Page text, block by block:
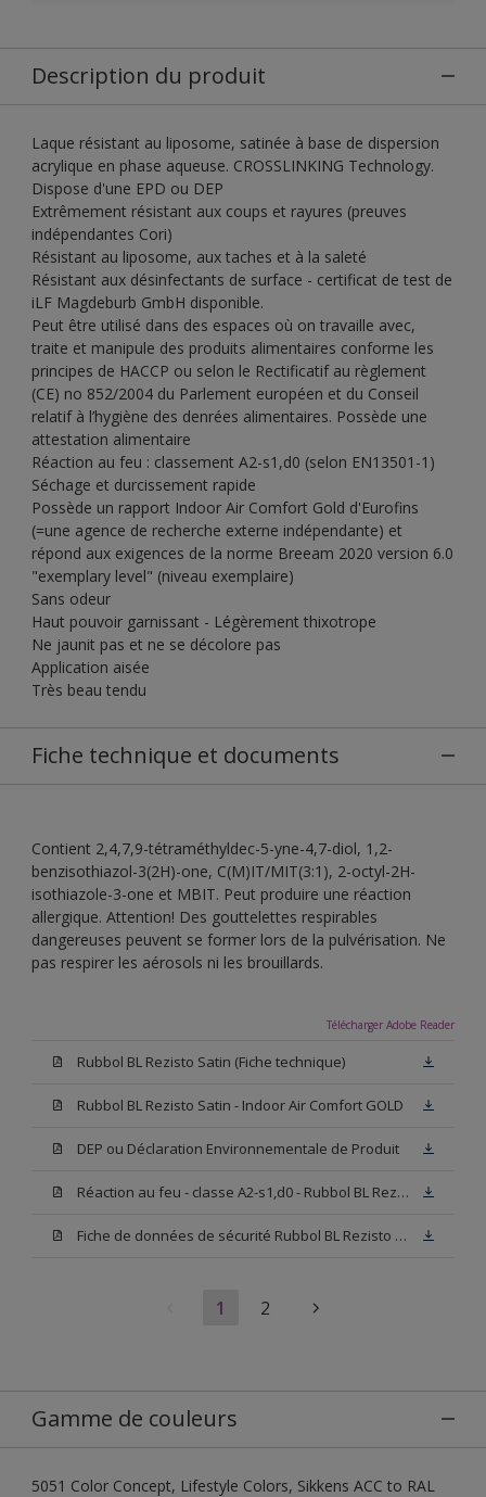
Description du produit
Laque résistant au liposome, satinée à base de dispersion
acrylique en phase aqueuse. CROSSLINKING Technology.
Dispose d'une EPD ou DEP
Extrêmement résistant aux coups et rayures (preuves
indépendantes Cori)
Résistant au liposome, aux taches et à la saleté
Résistant aux désinfectants de surface - certificat de test de
iLF Magdeburb GmbH disponible.
Peut être utilisé dans des espaces où on travaille avec,
traite et manipule des produits alimentaires conforme les
principes de HACCP ou selon le Rectificatif au règlement
(CE) no 852/2004 du Parlement européen et du Conseil
relatif à l’hygiène des denrées alimentaires. Possède une
attestation alimentaire
Réaction au feu : classement A2-s1,d0 (selon EN13501-1)
Séchage et durcissement rapide
Possède un rapport Indoor Air Comfort Gold d'Eurofins
(=une agence de recherche externe indépendante) et
répond aux exigences de la norme Breeam 2020 version 6.0
"exemplary level" (niveau exemplaire)
Sans odeur
Haut pouvoir garnissant - Légèrement thixotrope
Ne jaunit pas et ne se décolore pas
Application aisée
Très beau tendu
Fiche technique et documents
Contient 2,4,7,9-tétraméthyldec-5-yne-4,7-diol, 1,2-
benzisothiazol-3(2H)-one, C(M)IT/MIT(3:1), 2-octyl-2H-
isothiazole-3-one et MBIT. Peut produire une réaction
allergique. Attention! Des gouttelettes respirables
dangereuses peuvent se former lors de la pulvérisation. Ne
pas respirer les aérosols ni les brouillards.
Télécharger Adobe Reader
Rubbol BL Rezisto Satin (Fiche technique)
Rubbol BL Rezisto Satin - Indoor Air Comfort GOLD
DEP ou Déclaration Environnementale de Produit
Réaction au feu - classe A2-s1,d0 - Rubbol BL Rezisto Satin
Fiche de données de sécurité Rubbol BL Rezisto Satin Blanc (SDS)
1 2
Gamme de couleurs
5051 Color Concept, Lifestyle Colors, Sikkens ACC to RAL